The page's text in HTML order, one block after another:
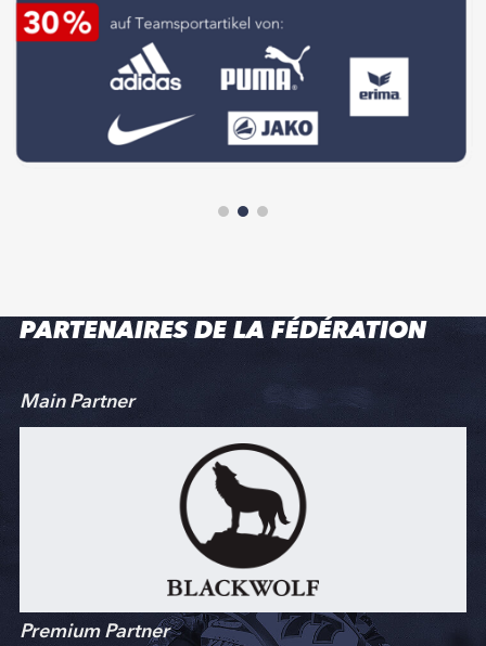
PARTENAIRES DE LA FÉDÉRATION
Main Partner
Premium Partner